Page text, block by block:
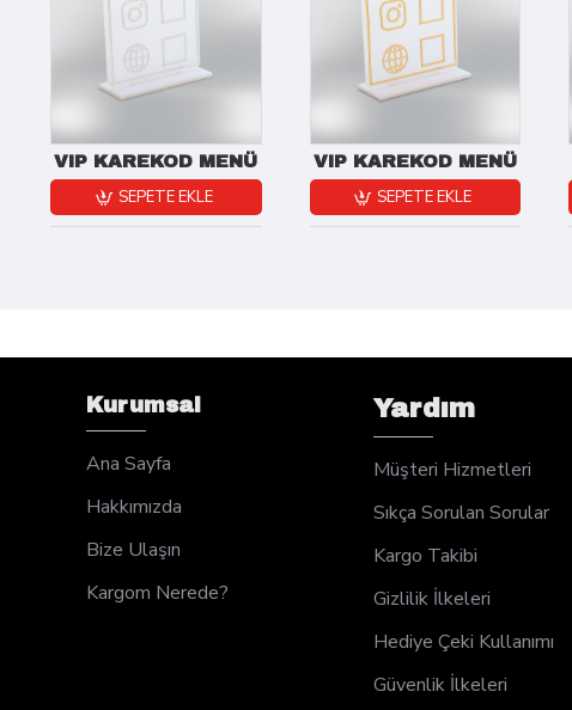
VIP KAREKOD MENÜ
SEPETE EKLE
VIP KAREKOD MENÜ
SEPETE EKLE
Kurumsal
Ana Sayfa
Hakkımızda
Bize Ulaşın
Kargom Nerede?
Yardım
Müşteri Hizmetleri
Sıkça Sorulan Sorular
Kargo Takibi
Gizlilik İlkeleri
Hediye Çeki Kullanımı
Güvenlik İlkeleri